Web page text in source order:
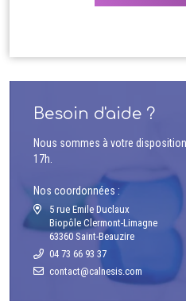
Besoin d'aide ?
Nous sommes à votre
17h.
Nos coordonnées :
5 rue Emile Duclaux
Biopôle Clermont-Limagne
63360 Saint-Beauzire
04 73 66 93 37